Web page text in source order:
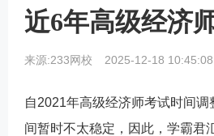
近6年高级经济
来源:233网校 2025-12-18 10:45:08
自2021年高级经济师考试时间
间暂时不太稳定，因此，学霸君